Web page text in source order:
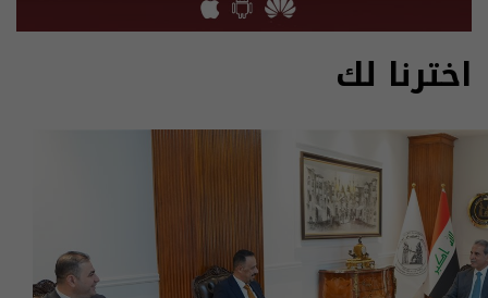
اخترنا لك